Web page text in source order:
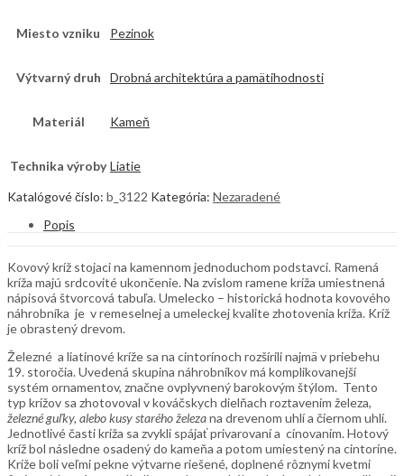
Miesto vzniku Pezinok
Výtvarný druh Drobná architektúra a pamätihodnosti
Materiál Kameň
Technika výroby Liatie
Katalógové číslo: b_3122 Kategória: Nezaradené
Popis
Kovový kríž stojaci na kamennom jednoduchom podstavci. Ramená
kríža majú srdcovité ukončenie. Na zvislom ramene kríža umiestnená
nápisová štvorcová tabuľa. Umelecko – historická hodnota kovového
náhrobníka je v remeselnej a umeleckej kvalite zhotovenia kríža. Kríž
je obrastený drevom.
Železné a liatinové kríže sa na cintorínoch rozšírili najmä v priebehu
19. storočia. Uvedená skupina náhrobníkov má komplikovanejší
systém ornamentov, značne ovplyvnený barokovým štýlom. Tento
typ krížov sa zhotovoval v kováčskych dielňach roztavením železa,
železné guľky, alebo kusy starého železana drevenom uhlí a čiernom uhlí.
Jednotlivé časti kríža sa zvykli spájať privarovaní a cínovaním. Hotový
kríž bol následne osadený do kameňa a potom umiestený na cintoríne.
Kríže boli veľmi pekne výtvarne riešené, doplnené rôznymi kvetmi